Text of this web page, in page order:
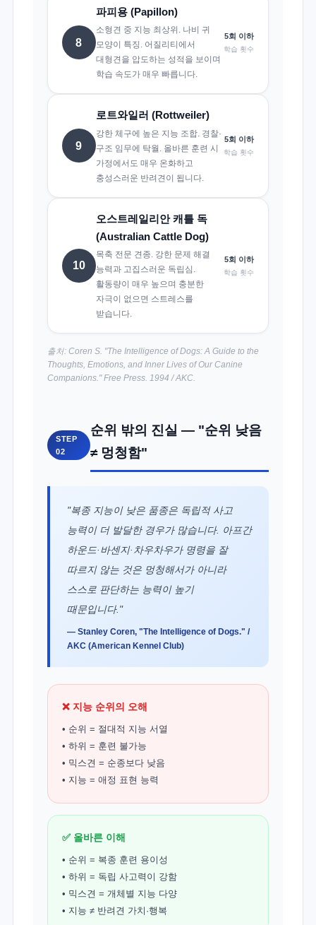
8
파피용 (Papillon)
소형견 중 지능 최상위. 나비 귀
모양이 특징. 어질리티에서
대형견을 압도하는 성적을 보이며
학습 속도가 매우 빠릅니다.
5회 이하
학습 횟수
9
로트와일러 (Rottweiler)
강한 체구에 높은 지능 조합. 경찰·
구조 임무에 탁월. 올바른 훈련 시
가정에서도 매우 온화하고
충성스러운 반려견이 됩니다.
5회 이하
학습 횟수
10
오스트레일리안 캐틀 독
(Australian Cattle Dog)
목축 전문 견종. 강한 문제 해결
능력과 고집스러운 독립심.
활동량이 매우 높으며 충분한
자극이 없으면 스트레스를
받습니다.
5회 이하
학습 횟수
출처: Coren S. "The Intelligence of Dogs: A Guide to the
Thoughts, Emotions, and Inner Lives of Our Canine
Companions." Free Press. 1994 / AKC.
STEP
02
순위 밖의 진실 — "순위 낮음
≠ 멍청함"
"복종 지능이 낮은 품종은 독립적 사고
능력이 더 발달한 경우가 많습니다. 아프간
하운드·바센지·차우차우가 명령을 잘
따르지 않는 것은 멍청해서가 아니라
스스로 판단하는 능력이 높기
때문입니다."
— Stanley Coren, "The Intelligence of Dogs." /
AKC (American Kennel Club)
❌ 지능 순위의 오해
• 순위 = 절대적 지능 서열
• 하위 = 훈련 불가능
• 믹스견 = 순종보다 낮음
• 지능 = 애정 표현 능력
✅ 올바른 이해
• 순위 = 복종 훈련 용이성
• 하위 = 독립 사고력이 강함
• 믹스견 = 개체별 지능 다양
• 지능 ≠ 반려견 가치·행복